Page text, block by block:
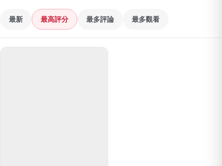
最新 最高評分 最多評論 最多觀看